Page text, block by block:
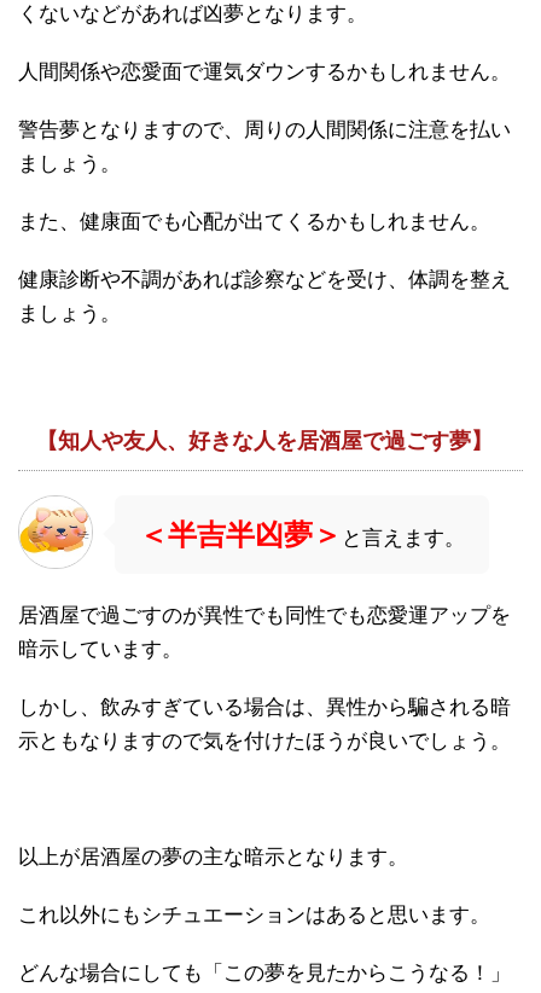
くないなどがあれば凶夢となります。
人間関係や恋愛面で運気ダウンするかもしれません。
警告夢となりますので、周りの人間関係に注意を払い
ましょう。
また、健康面でも心配が出てくるかもしれません。
健康診断や不調があれば診察などを受け、体調を整え
ましょう。
【知人や友人、好きな人を居酒屋で過ごす夢】
＜半吉半凶夢＞ と言えます。
居酒屋で過ごすのが異性でも同性でも恋愛運アップを
暗示しています。
しかし、飲みすぎている場合は、異性から騙される暗
示ともなりますので気を付けたほうが良いでしょう。
以上が居酒屋の夢の主な暗示となります。
これ以外にもシチュエーションはあると思います。
どんな場合にしても「この夢を見たからこうなる！」